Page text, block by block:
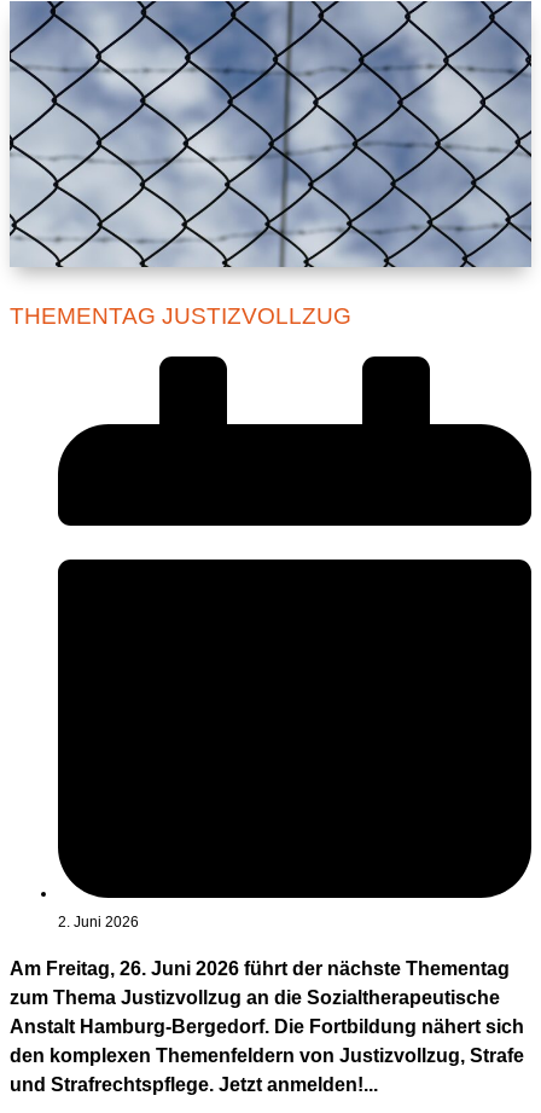
THEMENTAG JUSTIZVOLLZUG
2. Juni 2026
Am Freitag, 26. Juni 2026 führt der nächste Thementag
zum Thema Justizvollzug an die Sozialtherapeutische
Anstalt Hamburg-Bergedorf. Die Fortbildung nähert sich
den komplexen Themenfeldern von Justizvollzug, Strafe
und Strafrechtspflege. Jetzt anmelden!...